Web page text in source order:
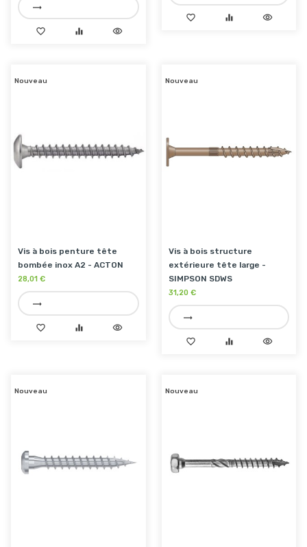
trending_flat
favorite_border equalizer visibility
favorite_border equalizer visibility
Nouveau
Vis à bois penture tête
bombée inox A2 - ACTON
28,01 €
trending_flat
favorite_border equalizer visibility
Nouveau
Vis à bois structure
extérieure tête large -
SIMPSON SDWS
31,20 €
trending_flat
favorite_border equalizer visibility
Nouveau Nouveau